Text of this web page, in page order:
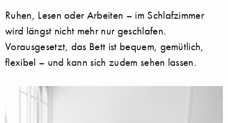
Ruhen, Lesen oder Arbeiten – im Schlafzimmer
wird längst nicht mehr nur geschlafen.
Vorausgesetzt, das Bett ist bequem, gemütlich,
flexibel – und kann sich zudem sehen lassen.